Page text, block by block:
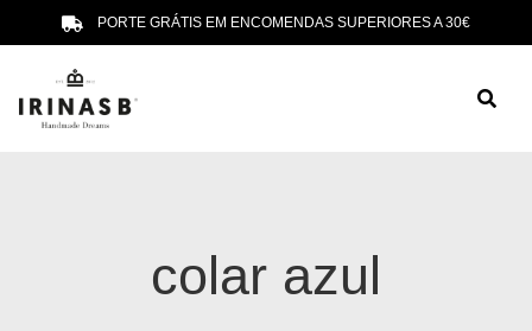
PORTE GRÁTIS EM ENCOMENDAS SUPERIORES A 30€
colar azul